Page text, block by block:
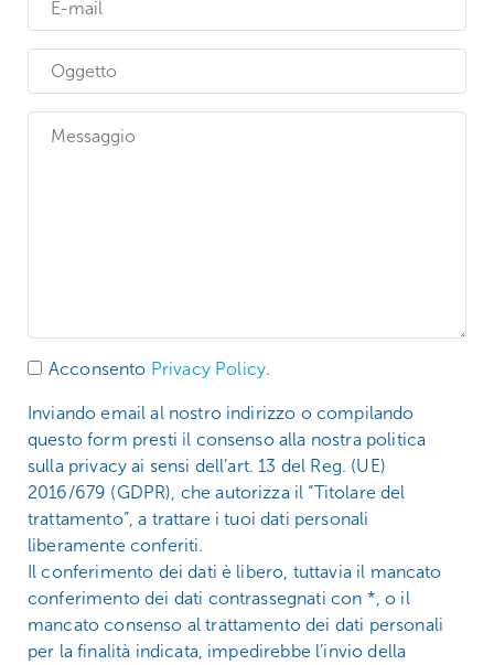
Acconsento Privacy Policy.
Inviando email al nostro indirizzo o compilando
questo form presti il consenso alla nostra politica
sulla privacy ai sensi dell’art. 13 del Reg. (UE)
2016/679 (GDPR), che autorizza il “Titolare del
trattamento”, a trattare i tuoi dati personali
liberamente conferiti.
Il conferimento dei dati è libero, tuttavia il mancato
conferimento dei dati contrassegnati con *, o il
mancato consenso al trattamento dei dati personali
per la finalità indicata, impedirebbe l’invio della